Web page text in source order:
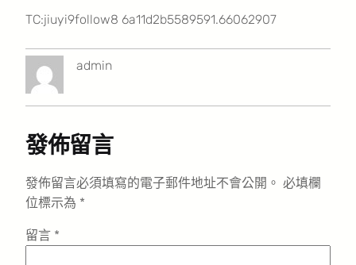
TC:jiuyi9follow8 6a11d2b5589591.66062907
admin
發佈留言
發佈留言必須填寫的電子郵件地址不會公開。 必填欄
位標示為 *
留言 *